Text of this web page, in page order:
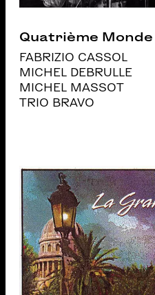
Quatrième Monde
FABRIZIO CASSOL
MICHEL DEBRULLE
MICHEL MASSOT
TRIO BRAVO